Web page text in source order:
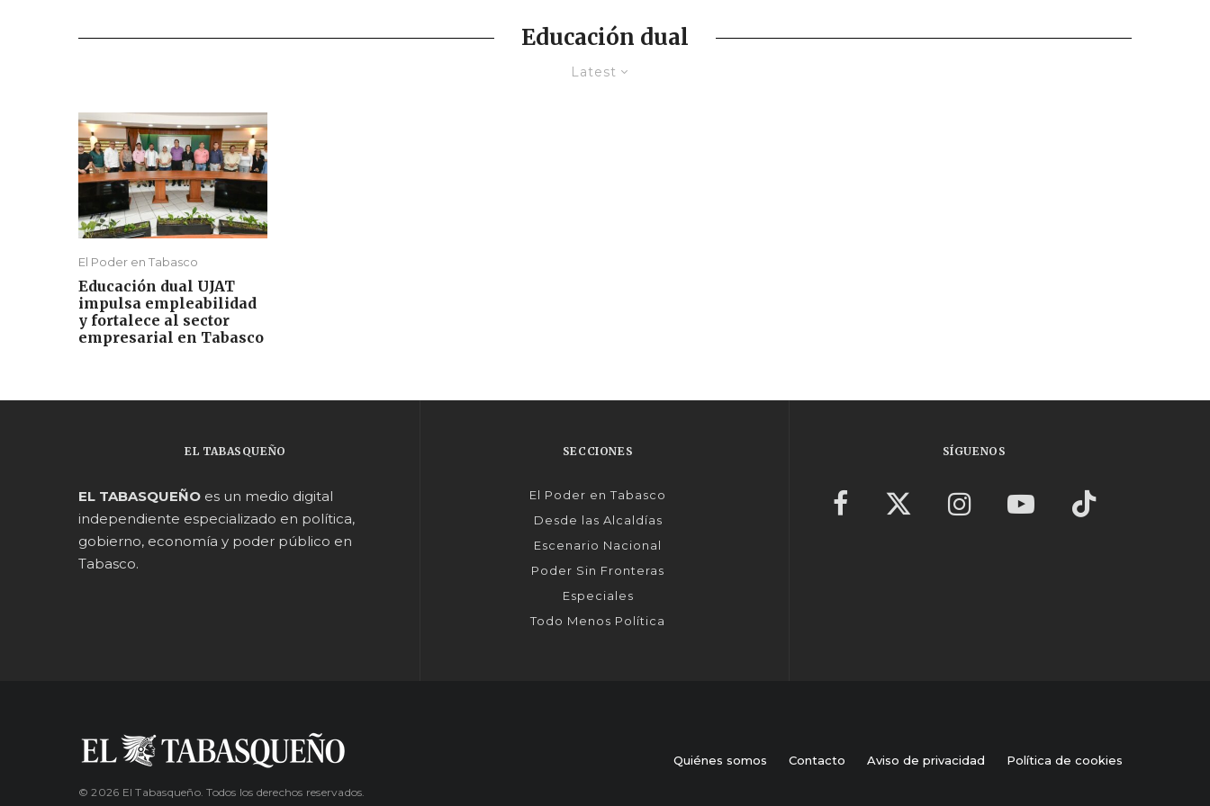
Educación dual
Latest
El Poder en Tabasco
Educación dual UJAT
impulsa empleabilidad
y fortalece al sector
empresarial en Tabasco
EL TABASQUEÑO
EL TABASQUEÑO es un medio digital
independiente especializado en política,
gobierno, economía y poder público en
Tabasco.
SECCIONES
El Poder en Tabasco
Desde las Alcaldías
Escenario Nacional
Poder Sin Fronteras
Especiales
Todo Menos Política
SÍGUENOS
© 2026 El Tabasqueño. Todos los derechos reservados.
Quiénes somos Contacto Aviso de privacidad Política de cookies